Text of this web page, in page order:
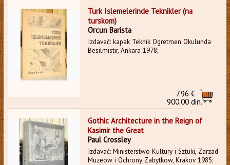
Turk Islemelerinde Teknikler (na
turskom)
Orcun Barista
Izdavač: kapak Teknik Ogretmen Okulunda
Besilmistir, Ankara 1978;
7.96 €
900.00 din.
Gothic Architecture in the Reign of
Kasimir the Great
Paul Crossley
Izdavač: Ministerstwo Kultury i Sztuki, Zarzad
Muzeow i Ochrony Zabytkow, Krakov 1985;